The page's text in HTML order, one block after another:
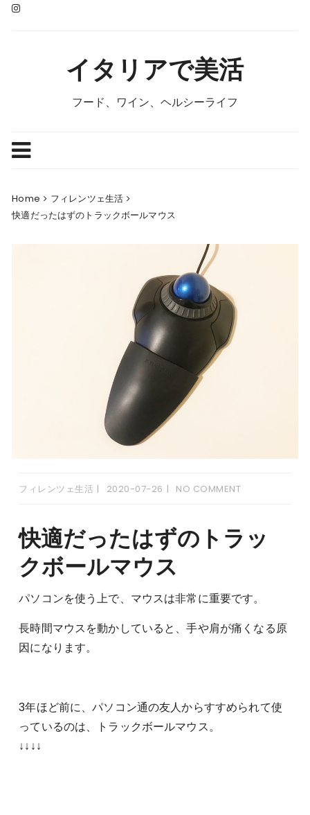
Skip
イタリアで美活
フード、ワイン、ヘルシーライフ
Home
フィレンツェ生活
快適だったはずのトラックボールマウス
フィレンツェ生活 2020-07-26 NO COMMENT
快適だったはずのトラッ
クボールマウス
パソコンを使う上で、マウスは非常に重要です。
長時間マウスを動かしていると、手や肩が痛くなる原
因になります。
3年ほど前に、パソコン通の友人からすすめられて使
っているのは、トラックボールマウス。
↓↓↓↓